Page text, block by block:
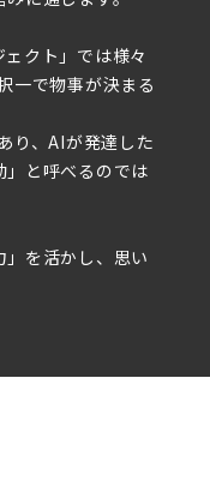
クト」では様々
一で物事が決まる
り、AIが発達した
」と呼べるのでは
を活かし、思い